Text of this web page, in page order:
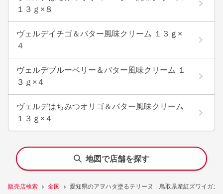
販売店検索 全国 愛知県のアヲハタ塗るテリーヌ 鳥取県産紅ズワイガニ
１３ｇ×８
ヴェルデイチゴ＆バター風味クリーム １３ｇ×
４
ヴェルデブルーベリー＆バター風味クリーム １
３ｇ×４
ヴェルデはちみつオリゴ＆バター風味クリーム
１３ｇ×４
地図で店舗を探す